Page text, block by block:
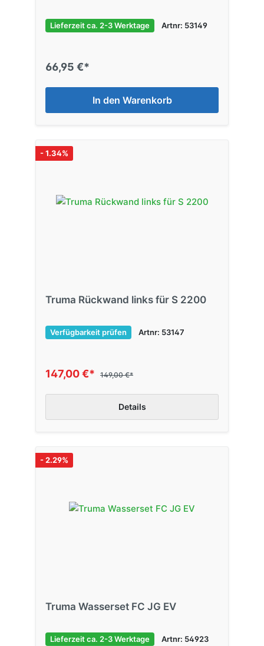
Lieferzeit ca. 2-3 Werktage Artnr: 53149
66,95 €*
In den Warenkorb
- 1.34%
Truma Rückwand links für S 2200
Verfügbarkeit prüfen Artnr: 53147
147,00 €* 149,00 €*
Details
- 2.29%
Truma Wasserset FC JG EV
Lieferzeit ca. 2-3 Werktage Artnr: 54923